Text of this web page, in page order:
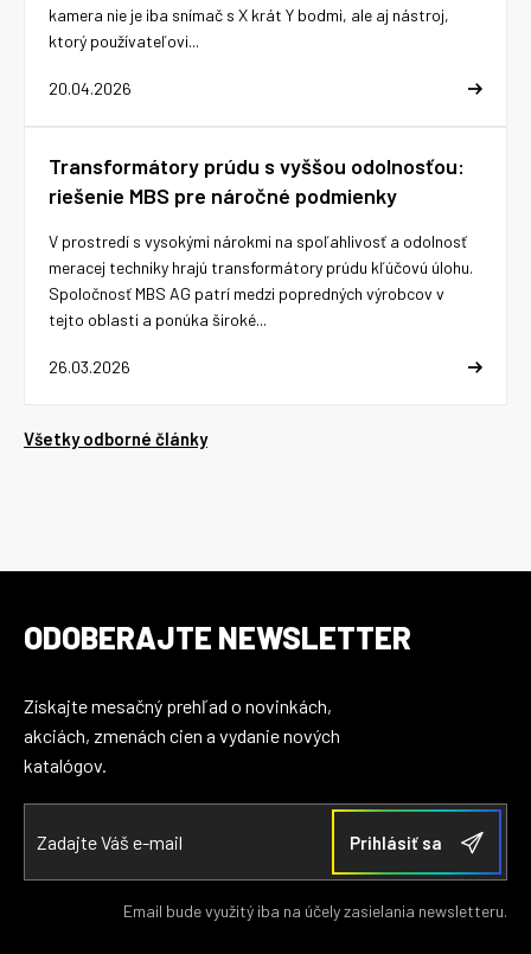
20.04.2026
kamera nie je iba snímač s X krát Y bodmi, ale aj nástroj,
ktorý používateľovi...
Transformátory prúdu s vyššou odolnosťou:
riešenie MBS pre náročné podmienky
26.03.2026
V prostredí s vysokými nárokmi na spoľahlivosť a odolnosť
meracej techniky hrajú transformátory prúdu kľúčovú úlohu.
Spoločnosť MBS AG patrí medzi popredných výrobcov v
tejto oblasti a ponúka široké...
Všetky odborné články
ODOBERAJTE NEWSLETTER
Získajte mesačný prehľad o novinkách,
akciách, zmenách cien a vydanie nových
katalógov.
Email bude využitý iba na účely zasielania newsletteru.